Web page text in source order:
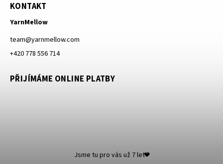
KONTAKT
YarnMellow
team@yarnmellow.com
+420 778 556 714
PŘIJÍMÁME ONLINE PLATBY
Jsme tu pro vás už 7 let❤️